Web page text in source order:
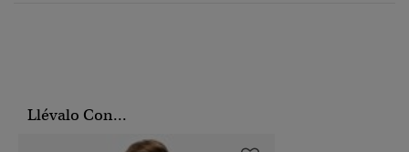
Llévalo Con...